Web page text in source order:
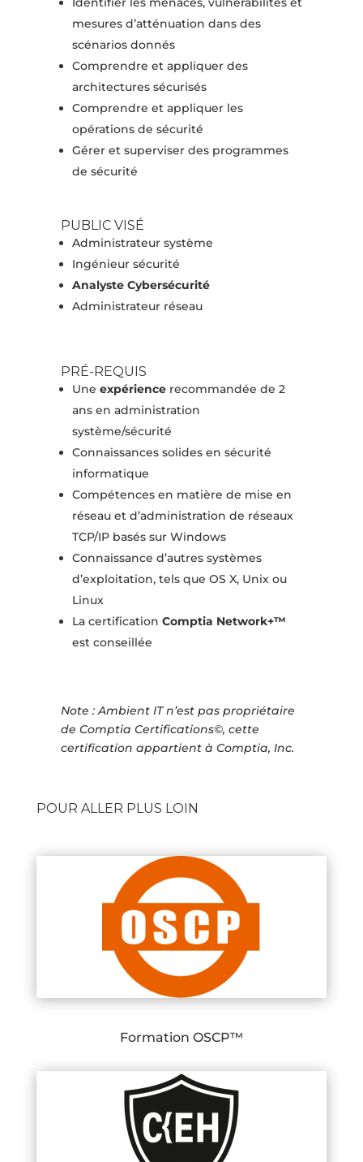
mesures d’atténuation dans des
scénarios donnés
Comprendre et appliquer des
architectures sécurisés
Comprendre et appliquer les
opérations de sécurité
Gérer et superviser des programmes
de sécurité
PUBLIC VISÉ
Administrateur système
Ingénieur sécurité
Analyste Cybersécurité
Administrateur réseau
PRÉ-REQUIS
Une expériencerecommandée de 2
ans en administration
système/sécurité
Connaissances solides en sécurité
informatique
Compétences en matière de mise en
réseau et d’administration de réseaux
TCP/IP basés sur Windows
Connaissance d’autres systèmes
d’exploitation, tels que OS X, Unix ou
Linux
La certification Comptia Network+™
est conseillée
Note : Ambient IT n’est pas propriétaire
de Comptia Certifications©, cette
certification appartient à Comptia, Inc.
POUR ALLER PLUS LOIN
Formation OSCP™